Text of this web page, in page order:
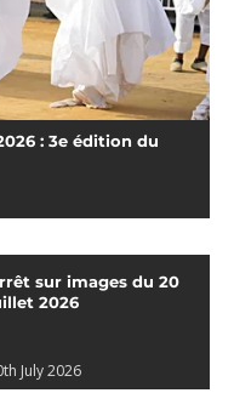
: 3e édition du
sur images du 20
2026
July 2026